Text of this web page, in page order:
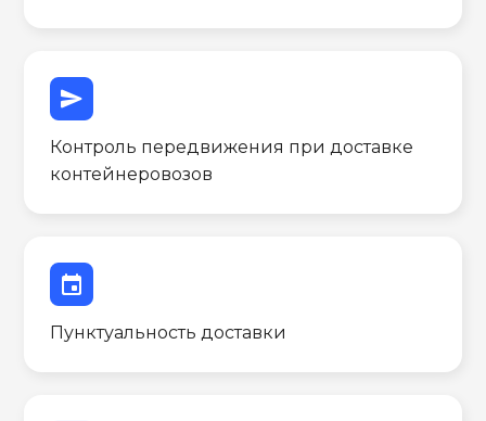
send
Контроль передвижения при доставке
контейнеровозов
event
Пунктуальность доставки